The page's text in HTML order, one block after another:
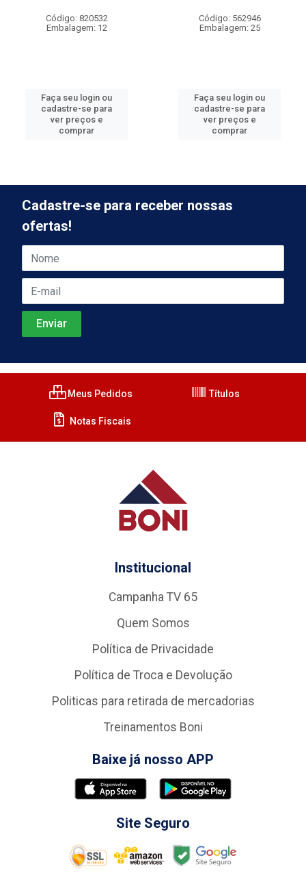
Código: 820532
Embalagem: 12
Faça seu login ou
cadastre-se para
ver preços e
comprar
Código: 562946
Embalagem: 25
Faça seu login ou
cadastre-se para
ver preços e
comprar
Cadastre-se para receber nossas
ofertas!
Meus Pedidos Títulos
Notas Fiscais
Institucional
Campanha TV 65
Quem Somos
Política de Privacidade
Política de Troca e Devolução
Politicas para retirada de mercadorias
Treinamentos Boni
Baixe já nosso APP
Site Seguro